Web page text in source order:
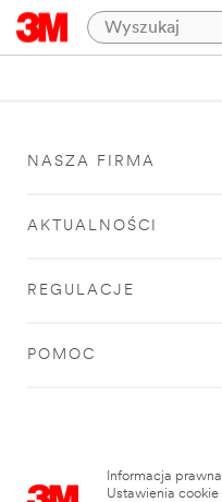
NASZA FIRMA
AKTUALNOŚCI
REGULACJE
POMOC
Informacja prawna
Ustawienia cookie